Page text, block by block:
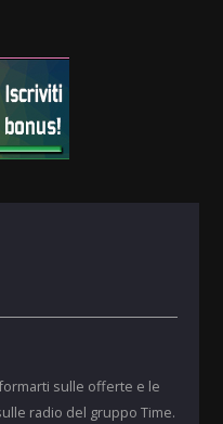
sulle offerte e le
radio del gruppo Time.